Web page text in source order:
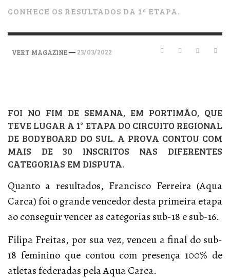
CONHECE OS RESULTADOS DA 1ª ETAPA.
VERT MAGAZINE— 23/03/2022
FOI NO FIM DE SEMANA, EM PORTIMÃO, QUE
TEVE LUGAR A 1° ETAPA DO CIRCUITO REGIONAL
DE BODYBOARD DO SUL. A PROVA CONTOU COM
MAIS DE 30 INSCRITOS NAS DIFERENTES
CATEGORIAS EM DISPUTA.
Quanto a resultados, Francisco Ferreira (Aqua
Carca) foi o grande vencedor desta primeira etapa
ao conseguir vencer as categorias sub-18 e sub-16.
Filipa Freitas, por sua vez, venceu a final do sub-
18 feminino que contou com presença 100% de
atletas federadas pela Aqua Carca.